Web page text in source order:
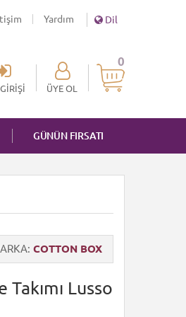
Yardım Dil
0
ÜYE OL
GÜNÜN FIRSATI
COTTON BOX
Lusso